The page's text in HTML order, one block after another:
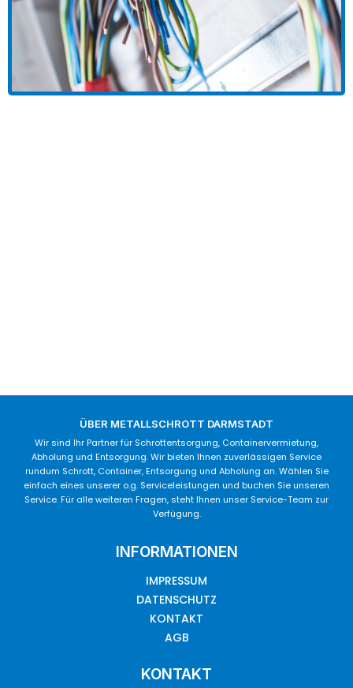
ÜBER METALLSCHROTT DARMSTADT
Wir sind Ihr Partner für Schrottentsorgung, Containervermietung,
Abholung und Entsorgung. Wir bieten Ihnen zuverlässigen Service
rundum Schrott, Container, Entsorgung und Abholung an. Wählen Sie
einfach eines unserer o.g. Serviceleistungen und buchen Sie unseren
Service. Für alle weiteren Fragen, steht Ihnen unser Service-Team zur
Verfügung.
INFORMATIONEN
IMPRESSUM
DATENSCHUTZ
KONTAKT
AGB
KONTAKT